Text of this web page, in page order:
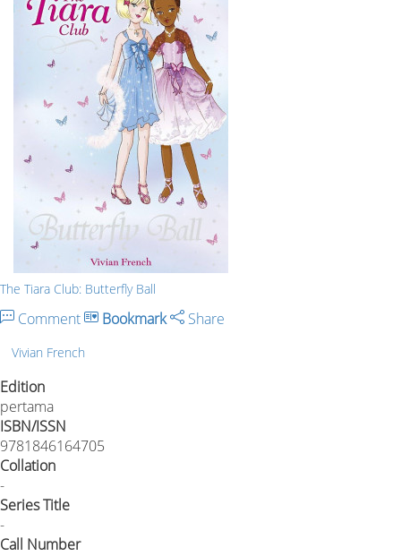
The Tiara Club: Butterfly Ball
Comment Bookmark Share
Vivian French
Edition
pertama
ISBN/ISSN
9781846164705
Collation
-
Series Title
-
Call Number